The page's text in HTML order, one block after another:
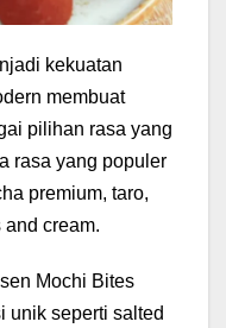
kekuatan
membuat
pilihan rasa yang
rasa yang populer
premium, taro,
cream.
Mochi Bites
unik seperti salted